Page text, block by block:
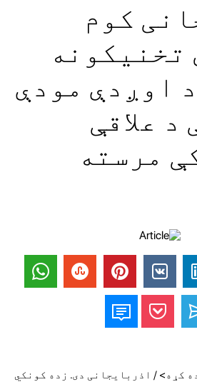
کوم
تخنیکونه
اوږدې مودې
د علاقې
مرسته
وزن: 400؛> زده کړه> / اذربایجانی دی. زده کونکي